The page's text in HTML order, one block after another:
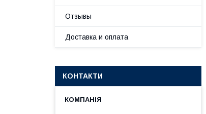
Отзывы
Доставка и оплата
КОНТАКТИ